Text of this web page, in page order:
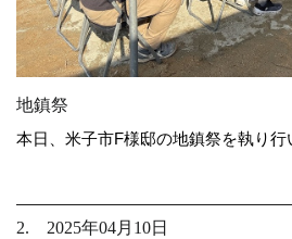
地鎮祭
本日、米子市F様邸の地鎮祭を執り行
2. 2025年04月10日